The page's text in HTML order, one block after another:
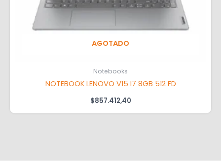
AGOTADO
Notebooks
NOTEBOOK LENOVO V15 I7 8GB 512 FD
$857.412,40